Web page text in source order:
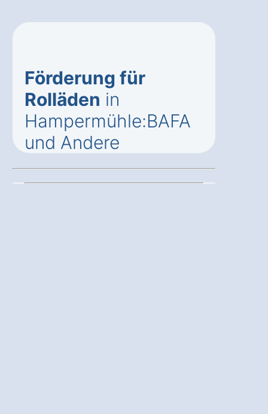
Förderung für
Rolläden in
Hampermühle:BAFA
und Andere